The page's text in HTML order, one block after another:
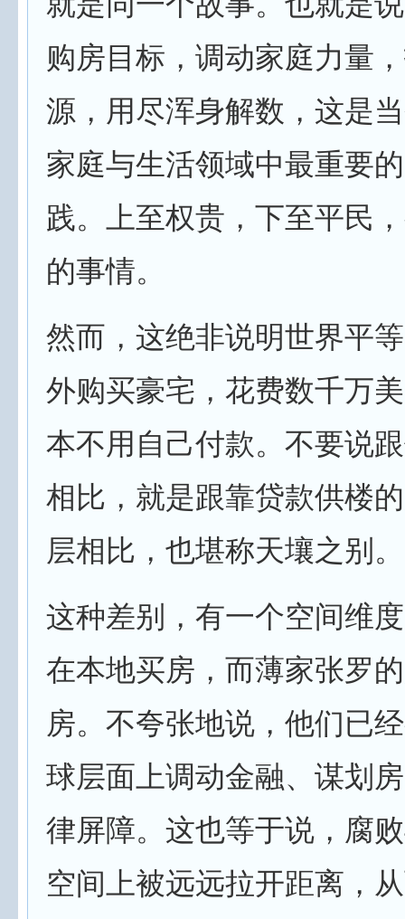
购房目标，调动家庭力量
源，用尽浑身解数，这是
家庭与生活领域中最重要
践。上至权贵，下至平民
的事情。
然而，这绝非说明世界平
外购买豪宅，花费数千万
本不用自己付款。不要说
相比，就是跟靠贷款供楼
层相比，也堪称天壤之别。
这种差别，有一个空间维
在本地买房，而薄家张罗
房。不夸张地说，他们已
球层面上调动金融、谋划
律屏障。这也等于说，腐
空间上被远远拉开距离，